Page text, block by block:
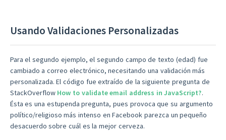
Usando Validaciones Personalizadas
Para el segundo ejemplo, el segundo campo de texto (edad) fue
cambiado a correo electrónico, necesitando una validación más
personalizada. El código fue extraído de la siguiente pregunta de
StackOverflow How to validate email address in JavaScript?.
Ésta es una estupenda pregunta, pues provoca que su argumento
político/religioso más intenso en Facebook parezca un pequeño
desacuerdo sobre cuál es la mejor cerveza.